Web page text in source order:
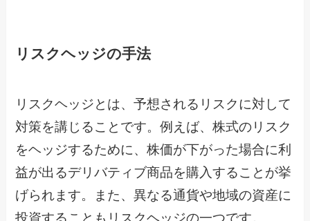
リスクヘッジの手法
リスクヘッジとは、予想されるリスクに対して
対策を講じることです。例えば、株式のリスク
をヘッジするために、株価が下がった場合に利
益が出るデリバティブ商品を購入することが挙
げられます。また、異なる通貨や地域の資産に
投資することもリスクヘッジの一つです。